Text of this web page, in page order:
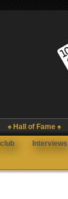
♠ Hall of Fame ♠
Interviews